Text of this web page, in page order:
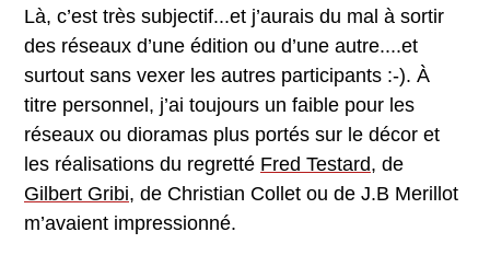
Là, c’est très subjectif...et j’aurais du mal à sortir
des réseaux d’une édition ou d’une autre....et
surtout sans vexer les autres participants :-). À
titre personnel, j’ai toujours un faible pour les
réseaux ou dioramas plus portés sur le décor et
les réalisations du regretté Fred Testard, de
Gilbert Gribi, de Christian Collet ou de J.B Merillot
m’avaient impressionné.